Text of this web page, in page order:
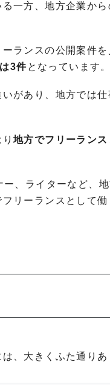
一方、地方企業か
ランスの公開案件
3件となっています。
があり、地方では
り地方でフリーラン
、ライターなど、
リーランスとして
、大きくふた通りあ